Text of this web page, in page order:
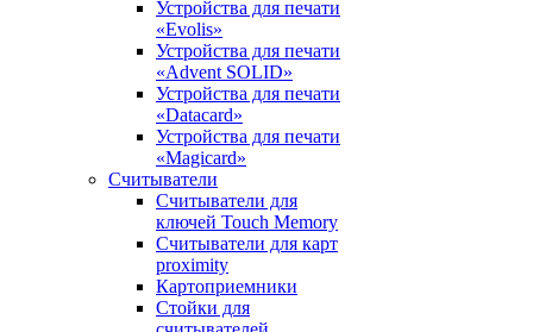
Устройства для печати
«Evolis»
Устройства для печати
«Advent SOLID»
Устройства для печати
«Datacard»
Устройства для печати
«Magicard»
Считыватели
Считыватели для
ключей Touch Memory
Считыватели для карт
proximity
Картоприемники
Стойки для